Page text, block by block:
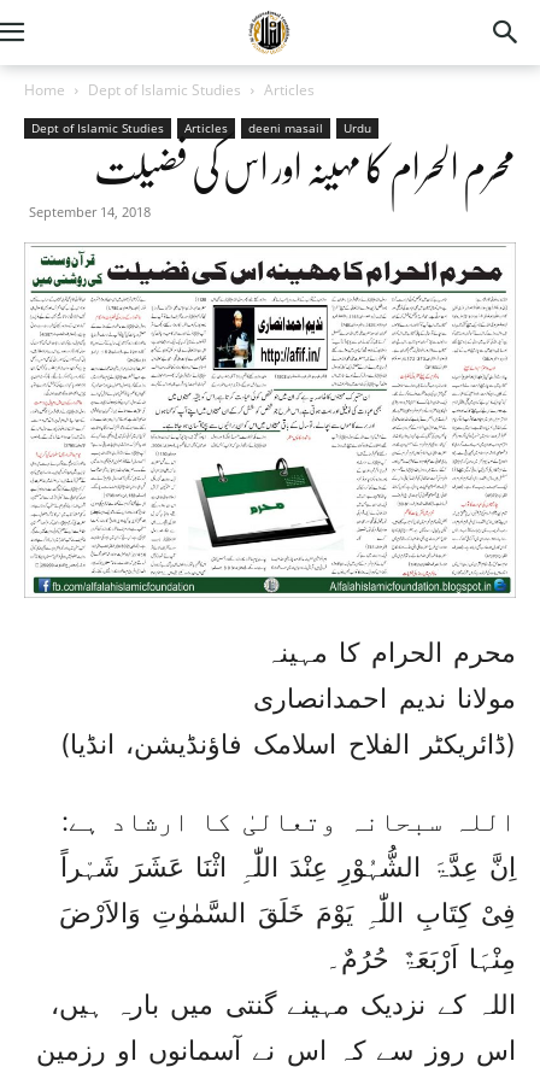
Home Dept of Islamic Studies Articles
Dept of Islamic Studies Articles deeni masail Urdu
محرم الحرام کا مہینہ اور اس کی فضیلت
September 14, 2018
محرم الحرام کا مہینہ
مولانا ندیم احمدانصاری
(ڈائریکٹر الفلاح اسلامک فاؤنڈیشن، انڈیا)
اللہ سبحانہ وتعالیٰ کا ارشاد ہے:
اِنَّ عِدَّۃَ الشُّہُوْرِ عِنْدَ اللّٰہِ اثْنَا عَشَرَ شَہْراً
فِیْ کِتَابِ اللّٰہِ یَوْمَ خَلَقَ السَّمٰوٰتِ وَالاَرْضَ
مِنْہَا اَرْبَعَۃٌ حُرُمٌ۔
اللہ کے نزدیک مہینے گنتی میں بارہ ہیں،
اس روز سے کہ اس نے آسمانوں او رزمین